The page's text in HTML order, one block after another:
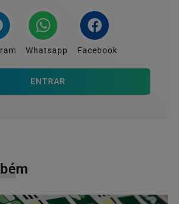
Whatsapp Facebook
ENTRAR